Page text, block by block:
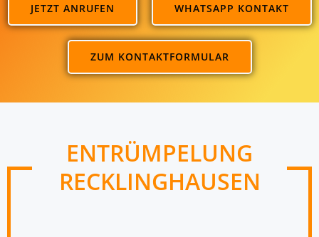
JETZT ANRUFEN WHATSAPP KONTAKT
ZUM KONTAKTFORMULAR
ENTRÜMPELUNG
RECKLINGHAUSEN